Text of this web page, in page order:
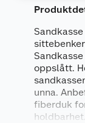
oppslått.
unna.
fiberduk